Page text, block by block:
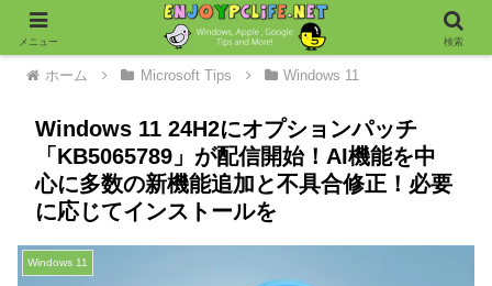
ホーム Microsoft Tips Windows 11
Windows 11 24H2にオプションパッチ
「KB5065789」が配信開始！AI機能を中
心に多数の新機能追加と不具合修正！必要
に応じてインストールを
Windows 11
メニュー 検索